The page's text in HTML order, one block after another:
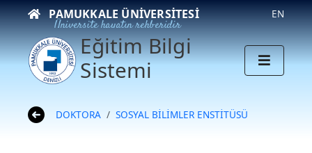
PAMUKKALE ÜNIVERSITESI
Üniversite hayatın rehberidir
EN
Eğitim Bilgi
Sistemi
DOKTORA SOSYAL BİLİMLER ENSTİTÜSÜ